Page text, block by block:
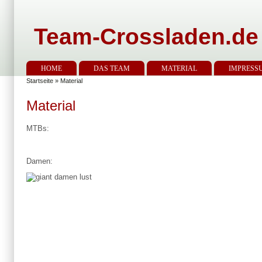
Team-Crossladen.de
HOME DAS TEAM MATERIAL
Startseite » Material
Material
MTBs:
Damen: